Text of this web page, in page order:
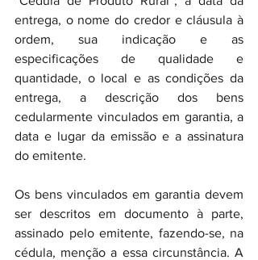
entrega, o nome do credor e cláusula à
ordem, sua indicação e as
especificações de qualidade e
quantidade, o local e as condições da
entrega, a descrição dos bens
cedularmente vinculados em garantia, a
data e lugar da emissão e a assinatura
do emitente.
Os bens vinculados em garantia devem
ser descritos em documento à parte,
assinado pelo emitente, fazendo-se, na
cédula, menção a essa circunstância. A